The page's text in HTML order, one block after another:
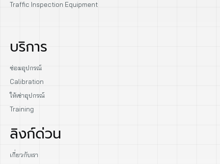
Traffic Inspection Equipment
บริการ
ซ่อมอุปกรณ์
Calibration
ให้เช่าอุปกรณ์
Training
ลิงก์ด่วน
เกี่ยวกับเรา